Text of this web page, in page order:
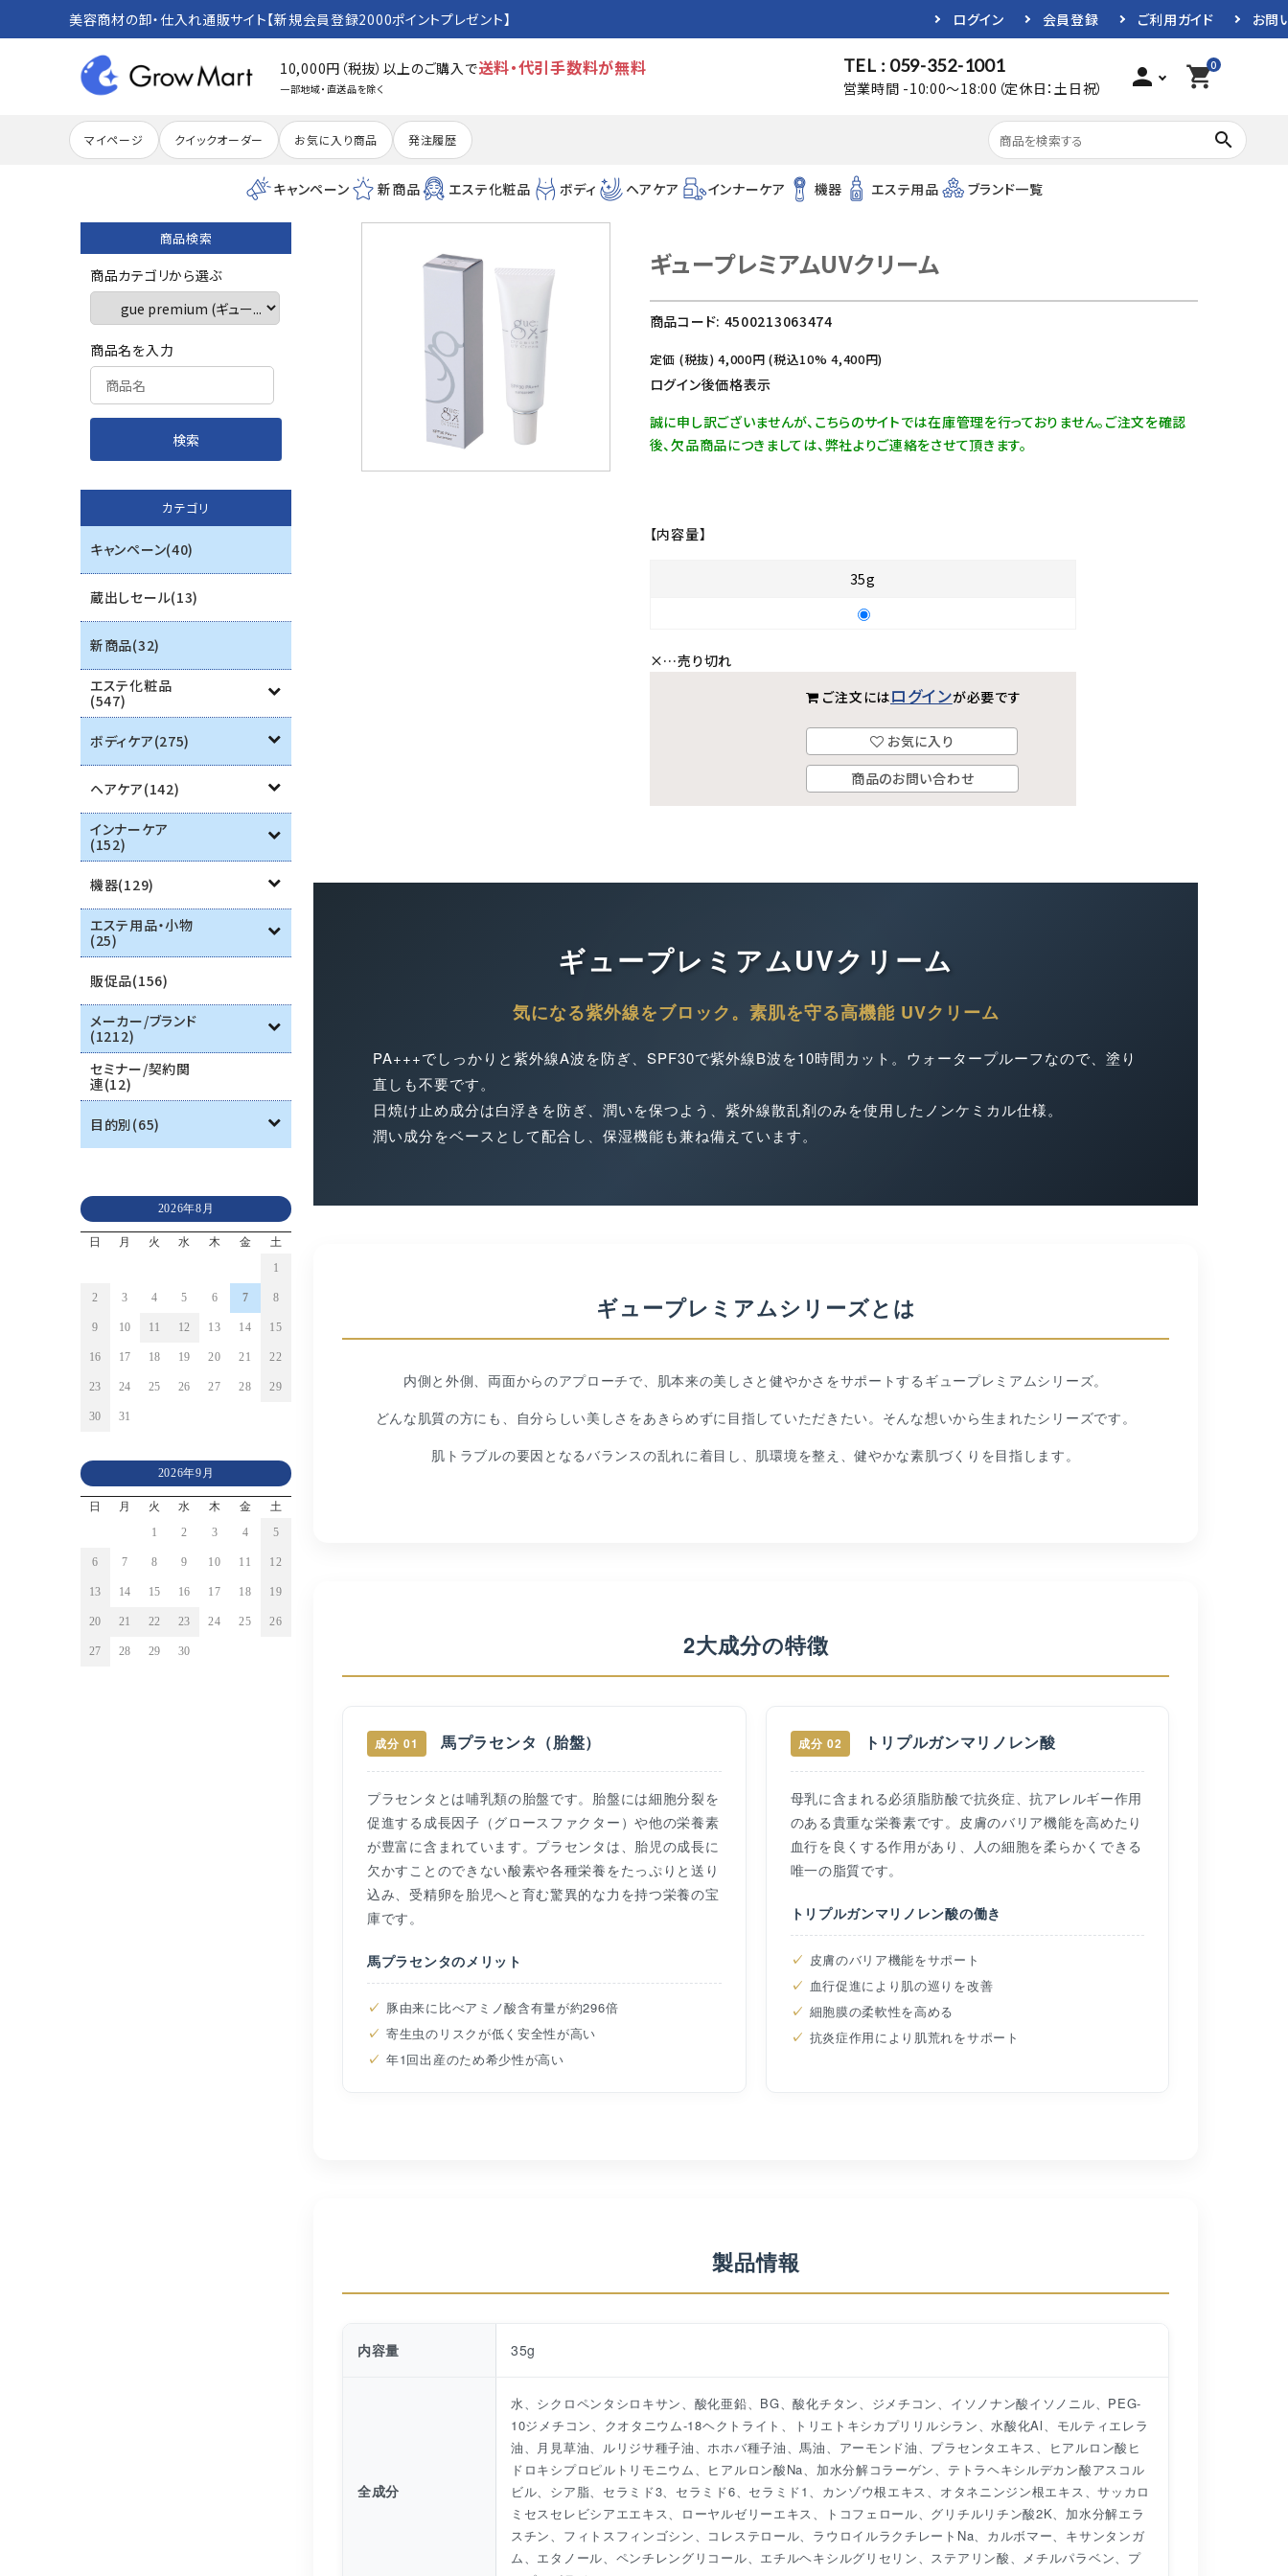
美容商材の卸・仕入れ通販サイト【新規会員登録2000ポイントプレゼント】 ログイン 会員登録 ご利用ガイド お問
10,000円（税抜）以上のご購入で送料・代引手数料が無料
一部地域・直送品を除く
TEL : 059-352-1001
営業時間 -10:00～18:00（定休日：土日祝） person 0
shopping_cart
マイページ クイックオーダー お気に入り商品 発注履歴 search
キャンペーン 新商品 エステ化粧品 ボディ ヘアケア インナーケア 機器 エステ用品 ブランド一覧
search
ACCOUNT MENU
カテゴリーから探す
エステ用品
ブランド一覧
ご利用ガイド
プライバシーポリシー
特定商取引法について
お問い合わせ
商品検索
商品カテゴリから選ぶ
商品名を入力
カテゴリ
キャンペーン(40)
蔵出しセール(13)
新商品(32)
エステ化粧品
(547)
ボディケア(275)
ヘアケア(142)
インナーケア
(152)
機器(129)
エステ用品・小物
(25)
販促品(156)
メーカー/ブランド
(1212)
セミナー/契約関
連(12)
目的別(65)
2026年8月
日 月 火 水 木 金
土
1
2 3 4 5 6 7 8
9 10 11 12 13 14 15
16 17 18 19 20 21 22
23 24 25 26 27 28 29
30 31
2026年9月
日 月 火 水 木 金
土
1
2 3 4 5
6 7 8 9 10 11 12
13 14 15 16 17 18 19
20 21 22 23 24 25 26
27 28 29 30
ギュープレミアムUVクリーム
商品コード: 4500213063474
定価 (税抜) 4,000円 (税込10%4,400円)
ログイン後価格表示
誠に申し訳ございませんが、こちらのサイトでは在庫管理を行っておりません。ご注文を確認
後、欠品商品につきましては、弊社よりご連絡をさせて頂きます。
【内容量】
35g
×…売り切れ
ご注文にはログインが必要です
お気に入り
商品のお問い合わせ
ギュープレミアムUVクリーム
気になる紫外線をブロック。素肌を守る高機能 UVクリーム
PA+++でしっかりと紫外線A波を防ぎ、SPF30で紫外線B波を10時間カット。ウォータープルーフなので、塗り
直しも不要です。
日焼け止め成分は白浮きを防ぎ、潤いを保つよう、紫外線散乱剤のみを使用したノンケミカル仕様。
潤い成分をベースとして配合し、保湿機能も兼ね備えています。
ギュープレミアムシリーズとは
内側と外側、両面からのアプローチで、肌本来の美しさと健やかさをサポートするギュープレミアムシリーズ。
どんな肌質の方にも、自分らしい美しさをあきらめずに目指していただきたい。そんな想いから生まれたシリーズです。
肌トラブルの要因となるバランスの乱れに着目し、肌環境を整え、健やかな素肌づくりを目指します。
2大成分の特徴
成分 01 馬プラセンタ（胎盤）
プラセンタとは哺乳類の胎盤です。胎盤には細胞分裂を
促進する成長因子（グロースファクター）や他の栄養素
が豊富に含まれています。プラセンタは、胎児の成長に
欠かすことのできない酸素や各種栄養をたっぷりと送り
込み、受精卵を胎児へと育む驚異的な力を持つ栄養の宝
庫です。
馬プラセンタのメリット
豚由来に比べアミノ酸含有量が約296倍
寄生虫のリスクが低く安全性が高い
年1回出産のため希少性が高い
成分 02 トリプルガンマリノレン酸
母乳に含まれる必須脂肪酸で抗炎症、抗アレルギー作用
のある貴重な栄養素です。皮膚のバリア機能を高めたり
血行を良くする作用があり、人の細胞を柔らかくできる
唯一の脂質です。
トリプルガンマリノレン酸の働き
皮膚のバリア機能をサポート
血行促進により肌の巡りを改善
細胞膜の柔軟性を高める
抗炎症作用により肌荒れをサポート
製品情報
内容量 35g
全成分
水、シクロペンタシロキサン、酸化亜鉛、BG、酸化チタン、ジメチコン、イソノナン酸イソノニル、PEG-
10ジメチコン、クオタニウム-18ヘクトライト、トリエトキシカプリリルシラン、水酸化Al、モルティエレラ
油、月見草油、ルリジサ種子油、ホホバ種子油、馬油、アーモンド油、プラセンタエキス、ヒアルロン酸ヒ
ドロキシプロピルトリモニウム、ヒアルロン酸Na、加水分解コラーゲン、テトラヘキシルデカン酸アスコル
ビル、シア脂、セラミド3、セラミド6、セラミド1、カンゾウ根エキス、オタネニンジン根エキス、サッカロ
ミセスセレビシアエエキス、ローヤルゼリーエキス、トコフェロール、グリチルリチン酸2K、加水分解エラ
スチン、フィトスフィンゴシン、コレステロール、ラウロイルラクチレートNa、カルボマー、キサンタンガ
ム、エタノール、ペンチレングリコール、エチルヘキシルグリセリン、ステアリン酸、メチルパラベン、プ